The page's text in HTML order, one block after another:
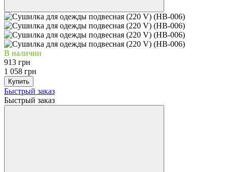
В наличии
913 грн
1 058 грн
Купить
Быстрый заказ
Быстрый заказ